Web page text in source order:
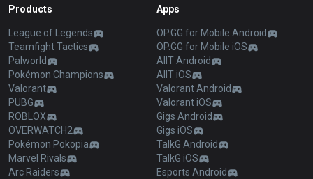
Products
League of Legends
Teamfight Tactics
Palworld
Pokémon Champions
Valorant
PUBG
ROBLOX
OVERWATCH2
Pokémon Pokopia
Marvel Rivals
Arc Raiders
Apps
OP.GG for Mobile Android
OP.GG for Mobile iOS
AllT Android
AllT iOS
Valorant Android
Valorant iOS
Gigs Android
Gigs iOS
TalkG Android
TalkG iOS
Esports Android